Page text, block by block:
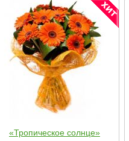
«Тропическое солнце»